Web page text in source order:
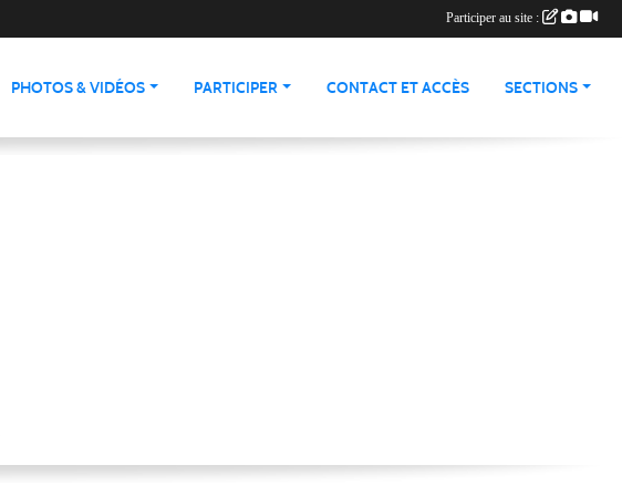
PHOTOS & VIDÉOS PARTICIPER CONTACT ET ACCÈS SECTIONS
Participer au site :